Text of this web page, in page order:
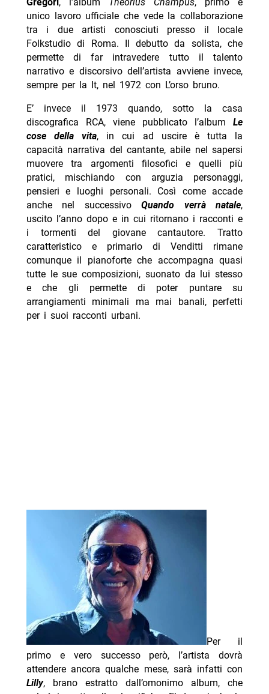
unico lavoro ufficiale che vede la collaborazione
tra i due artisti conosciuti presso il locale
Folkstudio di Roma. Il debutto da solista, che
permette di far intravedere tutto il talento
narrativo e discorsivo dell’artista avviene invece,
sempre per la It, nel 1972 con L’orso bruno.
E’ invece il 1973 quando, sotto la casa
discografica RCA, viene pubblicato l’album Le
cose della vita, in cui ad uscire è tutta la
capacità narrativa del cantante, abile nel sapersi
muovere tra argomenti filosofici e quelli più
pratici, mischiando con arguzia personaggi,
pensieri e luoghi personali. Così come accade
anche nel successivoQuando verrà natale,
uscito l’anno dopo e in cui ritornano i racconti e
i tormenti del giovane cantautore. Tratto
caratteristico e primario di Venditti rimane
comunque il pianoforte che accompagna quasi
tutte le sue composizioni, suonato da lui stesso
e che gli permette di poter puntare su
arrangiamenti minimali ma mai banali, perfetti
per i suoi racconti urbani.
Per il
primo e vero successo però, l’artista dovrà
attendere ancora qualche mese, sarà infatti con
Lilly, brano estratto dall’omonimo album, che